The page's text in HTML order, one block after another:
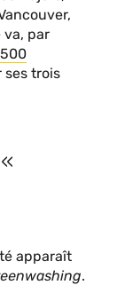
va, par
trois
apparaît
.